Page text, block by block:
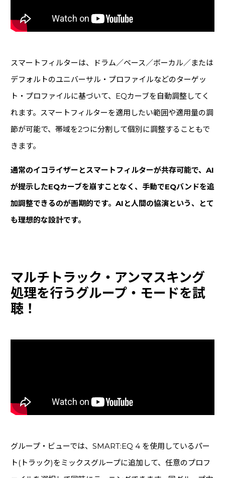
スマートフィルターは、ドラム／ベース／ボーカル／または
デフォルトのユニバーサル・プロファイルなどのターゲッ
ト・プロファイルに基づいて、EQカーブを自動調整してく
れます。スマートフィルターを適用したい範囲や適用量の調
節が可能で、帯域を2つに分割して個別に調整することもで
きます。
通常のイコライザーとスマートフィルターが共存可能で、AI
が提示したEQカーブを崩すことなく、手動でEQバンドを追
加調整できるのが画期的です。AIと人間の協演という、とて
も理想的な設計です。
マルチトラック・アンマスキング
処理を行うグループ・モードを試
聴！
グループ・ビューでは、SMART:EQ 4 を使用しているパー
ト(トラック)をミックスグループに追加して、任意のプロフ